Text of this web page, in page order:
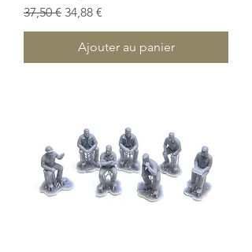
Prix original
37,50 € Prix promotionnel
34,88 €
Ajouter au panier